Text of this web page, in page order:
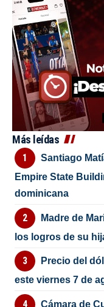
Más leídas
Santiago
Empire State
dominicana
Madre de
los logros de su
Precio del
este viernes 7 de
Cámara de